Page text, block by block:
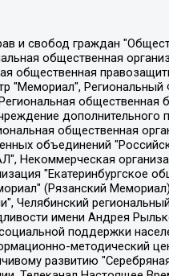
программ "Лилит", Дальневосточное общественное движение "Маяк", Санкт-Петербургская ЛГБТ-инициативная группа "Выход", Инициативная группа ЛГБТ+ "Реверс", Алексеев Андрей Викторович, Бекбулатова Таисия Львовна, Беляев Иван Михайлович, Владыкина Елена Сергеевна, Гельман Марат Александрович, Никульшина Вероника Юрьевна, Толоконникова Надежда Андреевна, Шендерович Виктор Анатольевич, Общество с ограниченной ответственностью "Данное сообщение", Общество с ограниченной ответственностью Издательский дом "Новая глава", Айнбиндер Александра Александровна, Московский комьюнити-центр для ЛГБТ+инициатив, Благотворительный фонд развития филантропии, Deutsche Welle (Германия, Kurt-Schumacher-Strasse 3, 53113 Bonn), Борзунова Мария Михайловна, Воробьев Виктор Викторович, Голубева Анна Львовна, Константинова Алла Михайловна, Малкова Ирина Владимировна, Мурадов Мурад Абдулгалимович, Осетинская Елизавета Николаевна, Понасенков Евгений Николаевич, Ганапольский Матвей Юрьевич, Киселев Евгений Алексеевич, Борухович Ирина Григорьевна, Дремин Иван Тимофеевич, Дубровский Дмитрий Викторович, Красноярская региональная общественная организация поддержки и развития альтернативных образовательных технологий и межкультурных коммуникаций "ИНТЕРРА", Маяковская Екатерина Алексеевна, Фейгин Марк Захарович, Филимонов Андрей Викторович, Дзугкоева Регина Николаевна, Доброхотов Роман Александрович, Дудь Юрий Александрович, Елкин Сергей Владимирович, Кругликов Кирилл Игоревич, Сабунаева Мария Леонидовна, Семенов Алексей Владимирович, Шаинян Карен Багратович, Шульман Екатерина Михайловна, Асафьев Артур Валерьевич, Вахштайн Виктор Семенович, Венедиктов Алексей